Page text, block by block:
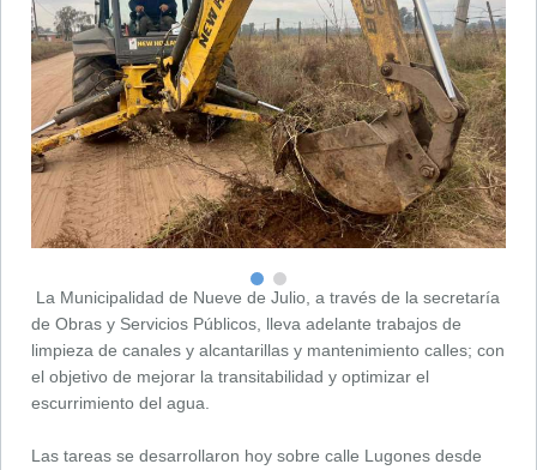
La Municipalidad de Nueve de Julio, a través de la secretaría
de Obras y Servicios Públicos, lleva adelante trabajos de
limpieza de canales y alcantarillas y mantenimiento calles; con
el objetivo de mejorar la transitabilidad y optimizar el
escurrimiento del agua.
Las tareas se desarrollaron hoy sobre calle Lugones desde